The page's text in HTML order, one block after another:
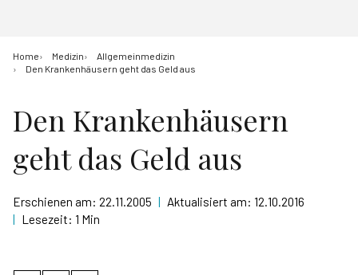
Home Medizin
Allgemeinmedizin
Den Krankenhäusern geht das Geld aus
Den Krankenhäusern
geht das Geld aus
Erschienen am: 22.11.2005 | Aktualisiert am: 12.10.2016
| Lesezeit: 1 Min